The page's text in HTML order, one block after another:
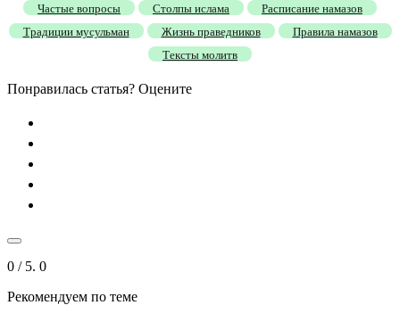
Частые вопросы Столпы ислама
Расписание намазов
Традиции мусульман
Жизнь праведников
Правила намазов
Тексты молитв
Понравилась статья? Оцените
0 / 5. 0
Рекомендуем по теме